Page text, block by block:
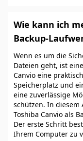
Wie kann ich
Backup-
Wenn es um die
Dateien geht, ist
Canvio eine
Speicherplatz und
eine zuverlässige
schützen. In diesem
Toshiba Canvio als
Der erste Schritt
Ihrem Computer zu